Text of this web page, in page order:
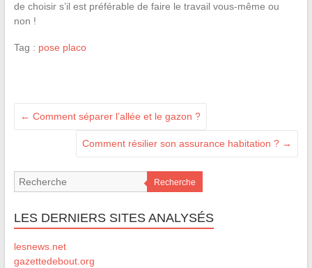
de choisir s’il est préférable de faire le travail vous-même ou
non !
Tag : pose placo
← Comment séparer l’allée et le gazon ?
Comment résilier son assurance habitation ? →
Recherche
LES DERNIERS SITES ANALYSÉS
lesnews.net
gazettedebout.org